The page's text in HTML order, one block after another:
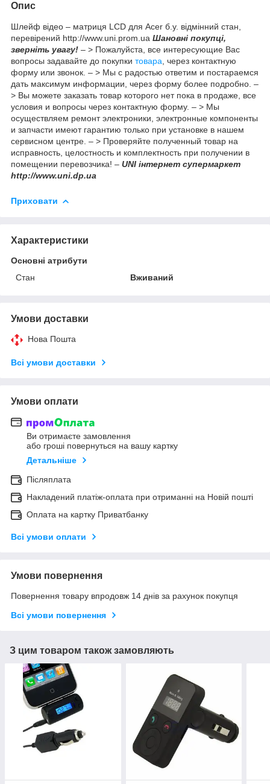
Опис
Шлейф відео – матриця LCD для Acer б.у. відмінний стан,
перевірений http://www.uni.prom.ua Шановні покупці,
зверніть увагу! – > Пожалуйста, все интересующие Вас
вопросы задавайте до покупки товара , через контактную
форму или звонок. – > Мы с радостью ответим и постараемся
дать максимум информации, через форму более подробно. –
> Вы можете заказать товар которого нет пока в продаже, все
условия и вопросы через контактную форму. – > Мы
осуществляем ремонт электроники, электронные компоненты
и запчасти имеют гарантию только при установке в нашем
сервисном центре. – > Проверяйте полученный товар на
исправность, целостность и комплектность при получении в
помещении перевозчика! – UNI інтернет супермаркет
http://www.uni.dp.ua
Приховати
Характеристики
Основні атрибути
Стан
Вживаний
Умови доставки
Нова Пошта
Всі умови доставки
Умови оплати
Ви отримаєте замовлення
або гроші повернуться на вашу картку
Детальніше
Післяплата
Накладений платіж-оплата при отриманні на Новій пошті
Оплата на картку Приватбанку
Всі умови оплати
Умови повернення
Повернення товару впродовж 14 днів за рахунок покупця
Всі умови повернення
З цим товаром також замовляють